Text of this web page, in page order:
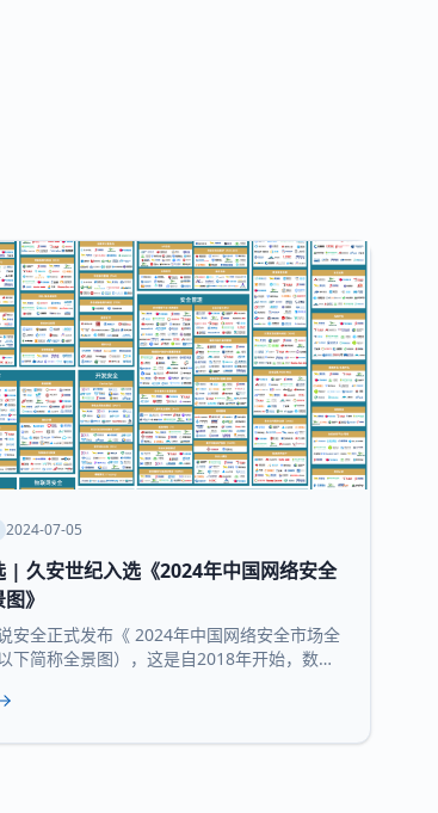
2024-07-05
| 久安世纪入选《2024年中国网络安全
》
安全正式发布《 2024年中国网络安全市场全
下简称全景图），这是自2018年开始，数说
沉淀、服务经验和长时间的市场验证，再度